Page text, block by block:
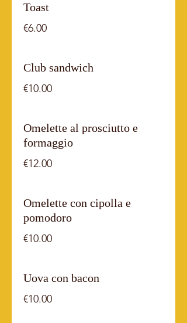
Toast
€6.00
Club sandwich
€10.00
Omelette al prosciutto e
formaggio
€12.00
Omelette con cipolla e
pomodoro
€10.00
Uova con bacon
€10.00